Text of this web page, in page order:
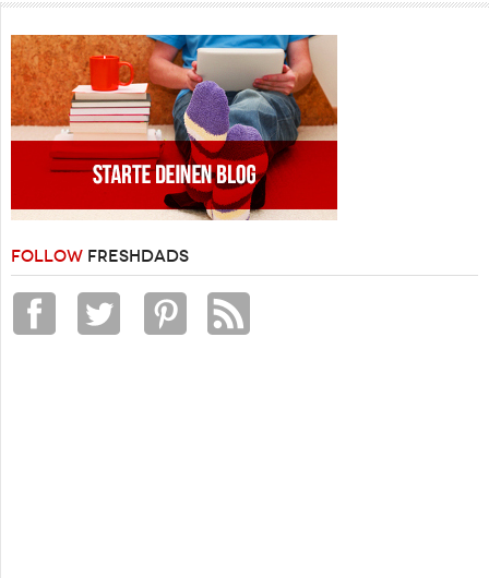
FOLLOW FRESHDADS